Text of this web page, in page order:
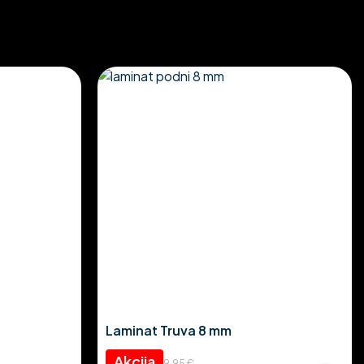
Laminat Truva 8 mm
Izvorna
Trenutna